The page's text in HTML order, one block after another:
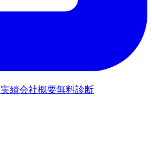
実績会社概要無料診断